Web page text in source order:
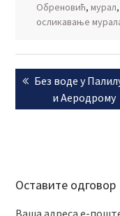
Обреновић, мурал,
осликавање
Кретање
чланка
Previous
post:
Без воде у
и Аеродрому
Оставите одговор
Ваша адреса е-